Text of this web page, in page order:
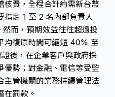
核費，全程合計約需新台幣
定 1 至 2 名內部負責人
而，預期效益往往超過投
均復原時間可縮短 40% 至
後，在企業客戶與政府採
優勢；對金融、電信等受監
主管機關的業務持續管理法
在罰款。